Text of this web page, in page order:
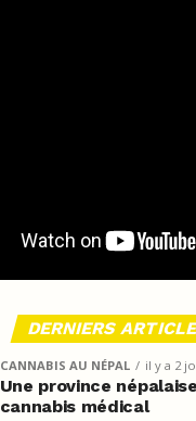
DERNIERS
CANNABIS AU NÉPAL il y a 2
Une province
cannabis médical